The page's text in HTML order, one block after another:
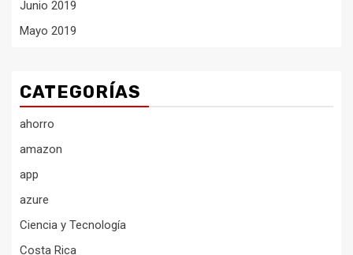
Junio 2019
Mayo 2019
CATEGORÍAS
ahorro
amazon
app
azure
Ciencia y Tecnología
Costa Rica